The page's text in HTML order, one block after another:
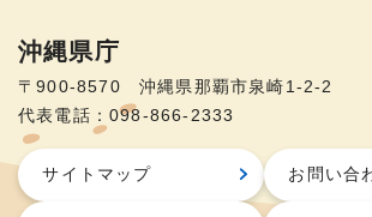
沖縄県庁
〒900-8570 沖縄県那覇市泉崎1-2-2
代表電話：098-866-2333
サイトマップ お問い合